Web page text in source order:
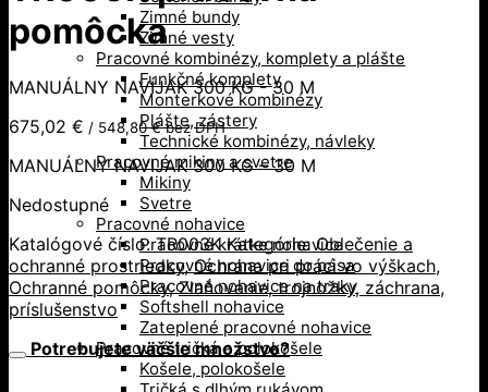
Zimné bundy
Zimné vesty
Pracovné kombinézy, komplety a plášte
Funkčné komplety
Monterkové kombinézy
Plášte, zástery
Technické kombinézy, návleky
Pracovné mikiny a svetre
Mikiny
Svetre
Pracovné nohavice
Pracovné krátke nohavice
Pracovné nohavice do pása
Pracovné nohavice na traky
Softshell nohavice
Zateplené pracovné nohavice
Pracovné tričká a polokošele
Košele, polokošele
pomôcka
MANUÁLNY NAVÍJAK 300 KG - 30 M
675,02 € / 548,80€bez DPH
MANUÁLNY NAVIJAK 300 KG – 30 M
Nedostupné
Katalógové číslo:TR003K Kategórie:Oblečenie a
ochranné prostriedky,Ochrana pri práci vo výškach,
Ochranné pomôcky,Zlaňovanie, trojnožky, záchrana,
príslušenstvo
Potrebujete väčšie množstvo?